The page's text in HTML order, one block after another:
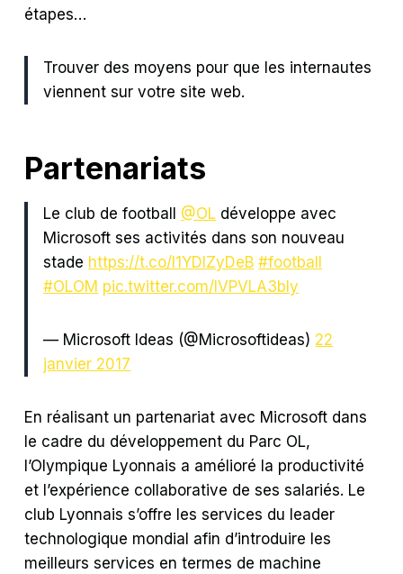
étapes…
Trouver des moyens pour que les internautes
viennent sur votre site web.
Partenariats
Le club de football @OL développe avec
Microsoft ses activités dans son nouveau
stade https://t.co/I1YDIZyDeB #football
#OLOM pic.twitter.com/lVPVLA3bIy
— Microsoft Ideas (@Microsoftideas) 22
janvier 2017
En réalisant un partenariat avec Microsoft dans
le cadre du développement du Parc OL,
l’Olympique Lyonnais a amélioré la productivité
et l’expérience collaborative de ses salariés. Le
club Lyonnais s’offre les services du leader
technologique mondial afin d’introduire les
meilleurs services en termes de machine